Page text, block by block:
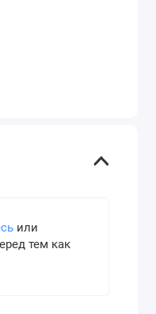
или
тем как